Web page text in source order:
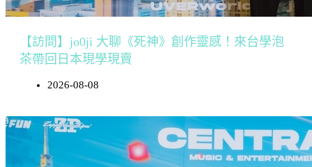
【訪問】jo0ji 大聊《死神》創作靈感！來台學泡
茶帶回日本現學現賣
2026-08-08